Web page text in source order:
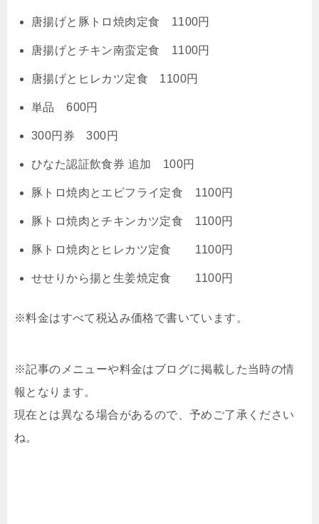
唐揚げと豚トロ焼肉定食 1100円
唐揚げとチキン南蛮定食 1100円
唐揚げとヒレカツ定食 1100円
単品 600円
300円券 300円
ひなた認証飲食券 追加 100円
豚トロ焼肉とエビフライ定食 1100円
豚トロ焼肉とチキンカツ定食 1100円
豚トロ焼肉とヒレカツ定食 1100円
せせりから揚と生姜焼定食 1100円
※料金はすべて税込み価格で書いています。
※記事のメニューや料金はブログに掲載した当時の情
報となります。
現在とは異なる場合があるので、予めご了承ください
ね。